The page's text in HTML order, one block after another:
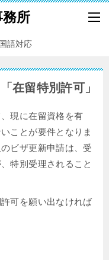
所
語対応
在留特別許可」
現に在留資格を有
ことが要件となりま
ビザ更新申請は、受
特別受理されること
可を願い出なければ